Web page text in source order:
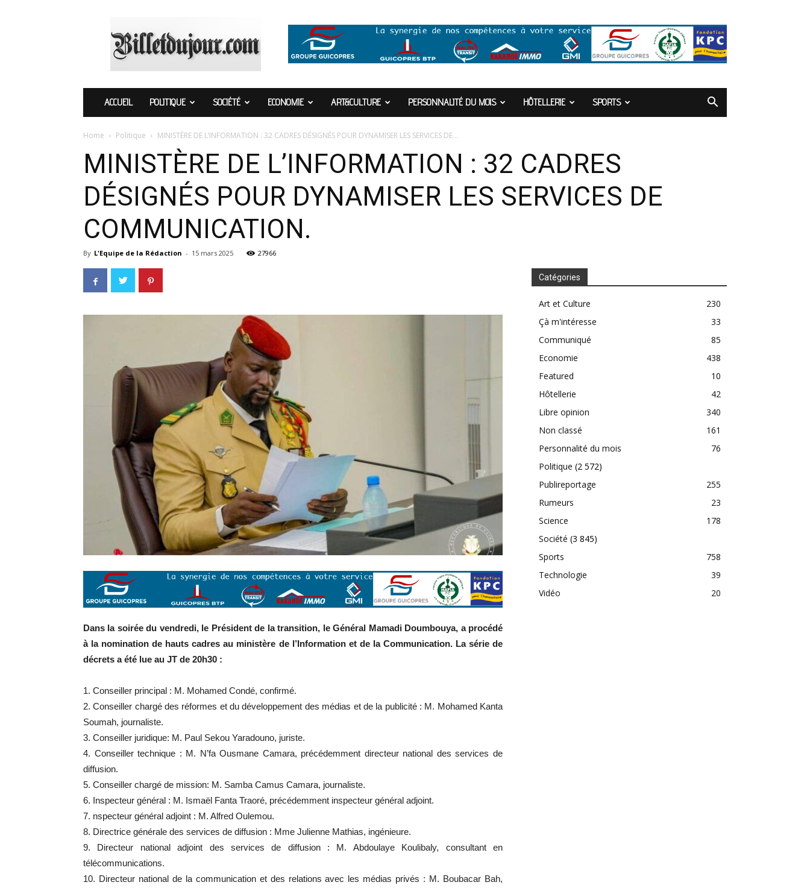
ACCUEIL POLITIQUE SOCIÉTÉ ECONOMIE ART&CULTURE PERSONNALITÉ DU MOIS HÔTELLERIE SPORTS
Home Politique MINISTÈRE DE L’INFORMATION : 32 CADRES DÉSIGNÉS POUR DYNAMISER LES SERVICES DE...
MINISTÈRE DE L’INFORMATION : 32 CADRES
DÉSIGNÉS POUR DYNAMISER LES SERVICES DE
COMMUNICATION.
By L'Equipe de la Rédaction - 15 mars 2025 27966
Dans la soirée du vendredi, le Président de la transition, le Général Mamadi Doumbouya, a procédé
à la nomination de hauts cadres au ministère de l’Information et de la Communication. La série de
décrets a été lue au JT de 20h30 :
1. Conseiller principal : M. Mohamed Condé, confirmé.
2. Conseiller chargé des réformes et du développement des médias et de la publicité : M. Mohamed Kanta
Soumah, journaliste.
3. Conseiller juridique: M. Paul Sekou Yaradouno, juriste.
4. Conseiller technique : M. N’fa Ousmane Camara, précédemment directeur national des services de
diffusion.
5. Conseiller chargé de mission: M. Samba Camus Camara, journaliste.
6. Inspecteur général : M. Ismaël Fanta Traoré, précédemment inspecteur général adjoint.
7. nspecteur général adjoint : M. Alfred Oulemou.
8. Directrice générale des services de diffusion : Mme Julienne Mathias, ingénieure.
9. Directeur national adjoint des services de diffusion : M. Abdoulaye Koulibaly, consultant en
télécommunications.
10. Directeur national de la communication et des relations avec les médias privés : M. Boubacar Bah,
Catégories
Art et Culture
230
Çà m'intéresse
33
Communiqué
85
Economie
438
Featured
10
Hôtellerie
42
Libre opinion
340
Non classé
161
Personnalité du mois
76
Politique (2 572)
Publireportage
255
Rumeurs
23
Science
178
Société (3 845)
Sports
758
Technologie
39
Vidéo
20